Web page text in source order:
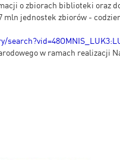
o zbiorach biblioteki oraz
jednostek zbiorów -
w ramach realizacji